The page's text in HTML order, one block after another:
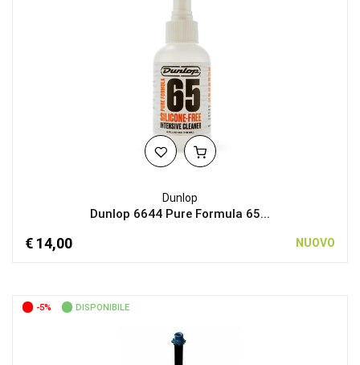
Dunlop
Dunlop 6644 Pure Formula 65...
€ 14,00 NUOVO
-5% DISPONIBILE